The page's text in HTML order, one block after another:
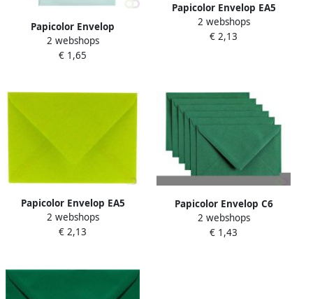
Papicolor Envelop
140x140mm zeegroen pak
Ã 6 stuks
2 webshops
€ 1,65
Papicolor Envelop EA5
156x220mm zeegroen pak
Ã 6 stuks
2 webshops
€ 2,13
Papicolor Envelop EA5
156x220mm appelgroen
pak Ã 6 stuks
2 webshops
€ 2,13
Papicolor Envelop C6
114x162mm dennengroen
pak Ã 6 stuks
2 webshops
€ 1,43